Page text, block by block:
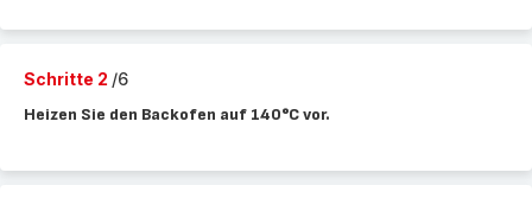
Schritte 2 /6
Heizen Sie den Backofen auf 140°C vor.